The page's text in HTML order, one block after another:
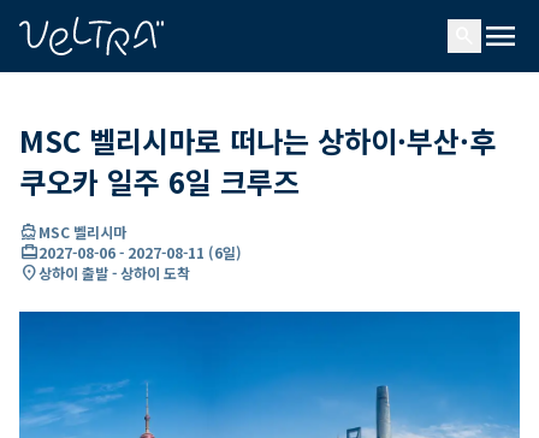
menu
MSC 벨리시마로 떠나는 상하이·부산·후
쿠오카 일주 6일 크루즈
directions_boatMSC 벨리시마
card_travel2027-08-06- 2027-08-11 (6일)
location_on상하이 출발 - 상하이 도착